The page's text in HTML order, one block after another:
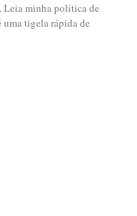
Leia minha política de
tigela rápida de